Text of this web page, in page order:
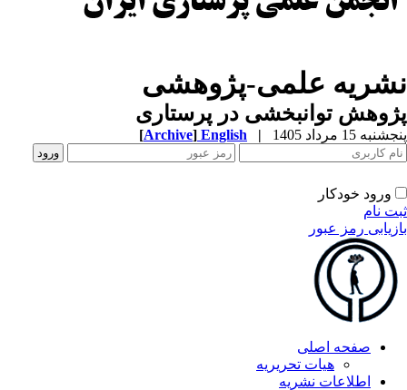
علمی-پژوهشی
توانبخشی در پرستاری
15 مرداد 1405 |
English
[Archive]
ورود خودکار
نام
رمز عبور
صفحه اصلی
هیات تحریریه
اطلاعات نشریه